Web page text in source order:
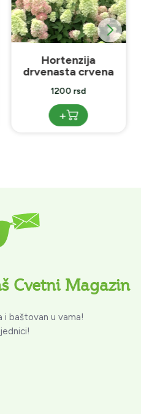
Hortenzija
drvenasta crvena
1200 rsd
+
Cvetni Magazin
i baštovan u vama!